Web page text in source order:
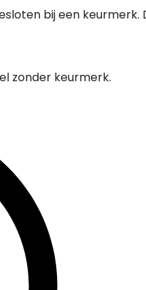
bij een
zonder keurmerk.